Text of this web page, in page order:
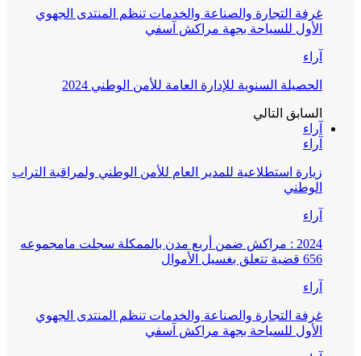
غرفة التجارة والصناعة والخدمات تنظم المنتدى الجهوي
الأول للسياحة بجهة مراكش آسفي
آراء
الحصيلة السنوية للإدارة العامة للأمن الوطني 2024
السابق التالي
آراء
آراء
زيارة استطلاعية للمدير العام للأمن الوطني ولمراقبة التراب
الوطني
آراء
2024 : مراكش ضمن أربع مدن بالممكلة سجلت مامجموعه
656 قضية تتعلق بغسيل الأموال
آراء
غرفة التجارة والصناعة والخدمات تنظم المنتدى الجهوي
الأول للسياحة بجهة مراكش آسفي